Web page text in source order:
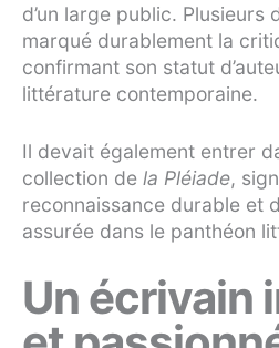
d’un large public. Plusieurs
marqué durablement la
confirmant son statut
littérature contemporaine.
Il devait également entrer
collection de la Pléiade,
reconnaissance durable et
assurée dans le panthéon
Un écrivain